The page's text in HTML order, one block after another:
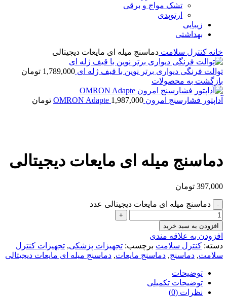
تشک مواج و برقی
ارتوپدی
زیبایی
بهداشتی
خانه کنترل سلامت دماسنج میله ای مایعات دیجیتالی
توالت فرنگی دیواری برتر نوین با قیف ژله ای 1,789,000 تومان
بازگشت به محصولات
آداپتور فشارسنج امرون OMRON Adapte 1,987,000 تومان
دماسنج میله ای مایعات دیجیتالی
397,000 تومان
دماسنج میله ای مایعات دیجیتالی عدد
افزودن به سبد خرید
افزودن به علاقه مندی
دسته: کنترل سلامت برچسب: تجهیزات پزشکی, تجهیزات کنترل
سلامت, دماسنج, دماسنج مایعات, دماسنج میله ای مایعات دیجیتالی
توضیحات
توضیحات تکمیلی
نظرات (0)